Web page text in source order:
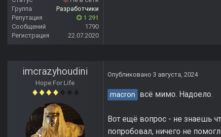
Группа
Разработчики
Репутация
1 291
Сообщений
1790
Регистрация
22.07.2020
imcrazyhoudini
Hope For Life
Опубликовано 3 августа, 2024
macron всё мимо. Надоело.
Вот ещё вопрос - не знаешь
попробовал, ничего не